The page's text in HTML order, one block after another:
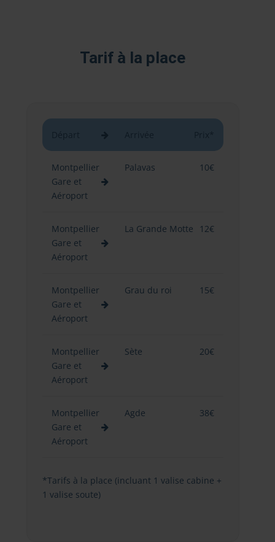
Tarif à la place
Montpellier
Gare et
Aéroport
Palavas 10€
Montpellier
Gare et
Aéroport
La Grande Motte 12€
Montpellier
Gare et
Aéroport
Grau du roi 15€
Montpellier
Gare et
Aéroport
Sète 20€
Montpellier
Gare et
Aéroport
Agde 38€
*Tarifs à la place (incluant 1 valise cabine +
1 valise soute)